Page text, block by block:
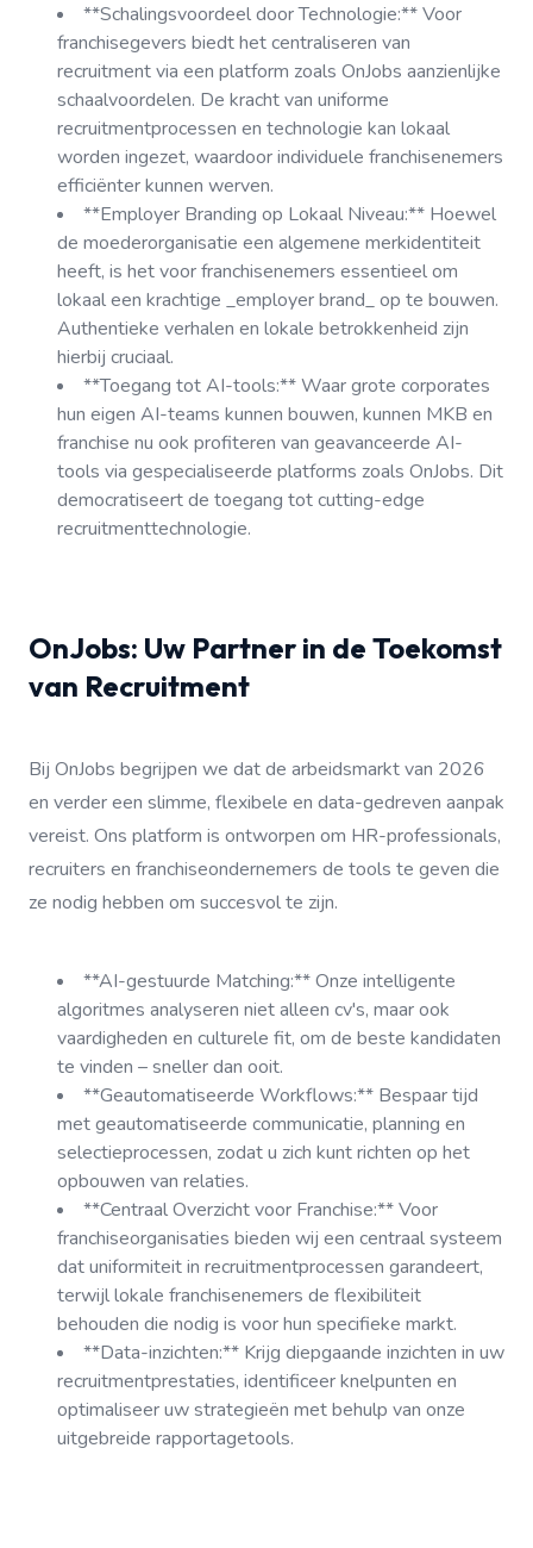
**Schalingsvoordeel door Technologie:** Voor
franchisegevers biedt het centraliseren van
recruitment via een platform zoals OnJobs aanzienlijke
schaalvoordelen. De kracht van uniforme
recruitmentprocessen en technologie kan lokaal
worden ingezet, waardoor individuele franchisenemers
efficiënter kunnen werven.
**Employer Branding op Lokaal Niveau:** Hoewel
de moederorganisatie een algemene merkidentiteit
heeft, is het voor franchisenemers essentieel om
lokaal een krachtige _employer brand_ op te bouwen.
Authentieke verhalen en lokale betrokkenheid zijn
hierbij cruciaal.
**Toegang tot AI-tools:** Waar grote corporates
hun eigen AI-teams kunnen bouwen, kunnen MKB en
franchise nu ook profiteren van geavanceerde AI-
tools via gespecialiseerde platforms zoals OnJobs. Dit
democratiseert de toegang tot cutting-edge
recruitmenttechnologie.
OnJobs: Uw Partner in de Toekomst
van Recruitment
Bij OnJobs begrijpen we dat de arbeidsmarkt van 2026
en verder een slimme, flexibele en data-gedreven aanpak
vereist. Ons platform is ontworpen om HR-professionals,
recruiters en franchiseondernemers de tools te geven die
ze nodig hebben om succesvol te zijn.
**AI-gestuurde Matching:** Onze intelligente
algoritmes analyseren niet alleen cv's, maar ook
vaardigheden en culturele fit, om de beste kandidaten
te vinden – sneller dan ooit.
**Geautomatiseerde Workflows:** Bespaar tijd
met geautomatiseerde communicatie, planning en
selectieprocessen, zodat u zich kunt richten op het
opbouwen van relaties.
**Centraal Overzicht voor Franchise:** Voor
franchiseorganisaties bieden wij een centraal systeem
dat uniformiteit in recruitmentprocessen garandeert,
terwijl lokale franchisenemers de flexibiliteit
behouden die nodig is voor hun specifieke markt.
**Data-inzichten:** Krijg diepgaande inzichten in uw
recruitmentprestaties, identificeer knelpunten en
optimaliseer uw strategieën met behulp van onze
uitgebreide rapportagetools.